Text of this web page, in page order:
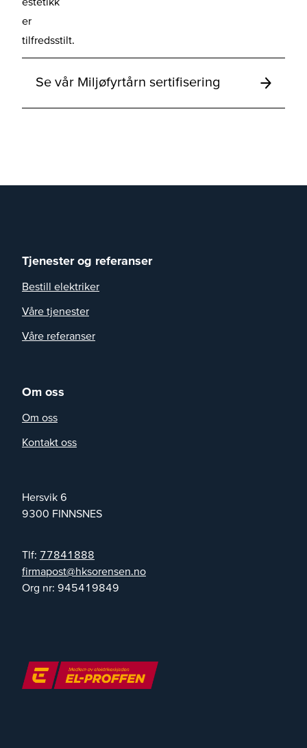
er
tilfredsstilt.
Se vår Miljøfyrtårn sertifisering
Hersvik 6
9300 FINNSNES
Tlf: 77841888
on.nesneroskh@tsopamrif
Org nr: 945419849
Tjenester og referanser
Bestill elektriker
Våre tjenester
Våre referanser
Om oss
Om oss
Kontakt oss